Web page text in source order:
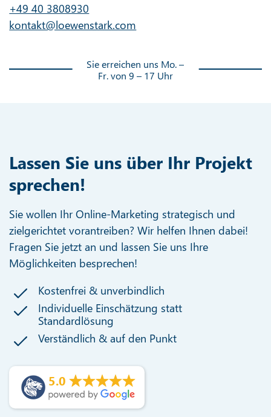
+49 40 3808930
kontakt@loewenstark.com
Sie erreichen uns Mo. –
Fr. von 9 – 17 Uhr
Lassen Sie uns über Ihr Projekt
sprechen!
Sie wollen Ihr Online-Marketing strategisch und
zielgerichtet vorantreiben? Wir helfen Ihnen dabei!
Fragen Sie jetzt an und lassen Sie uns Ihre
Möglichkeiten besprechen!
Kostenfrei & unverbindlich
Individuelle Einschätzung statt
Standardlösung
Verständlich & auf den Punkt
5.0